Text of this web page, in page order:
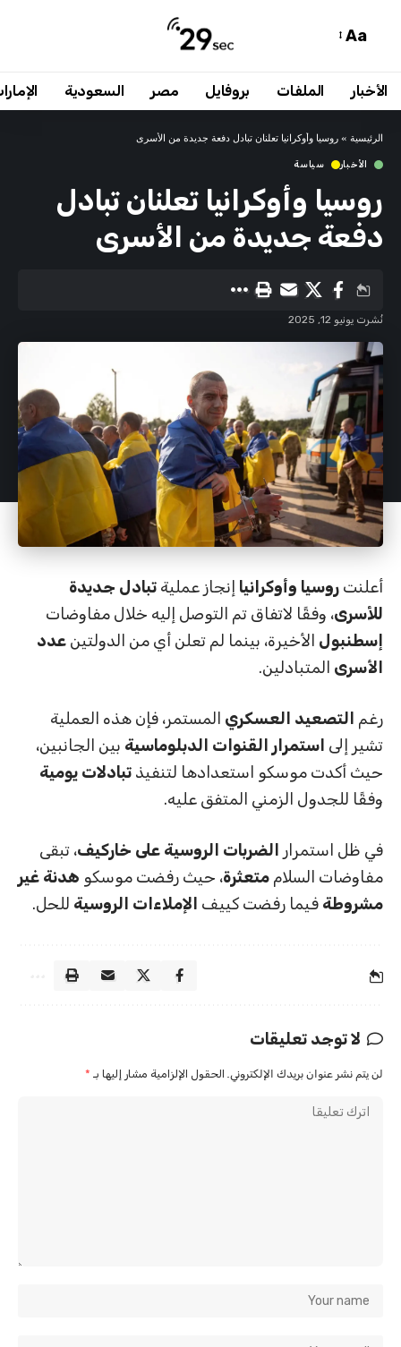
Aa
الأخبار الملفات بروفايل مصر السعودية
الرئيسية » روسيا وأوكرانيا تعلنان تبادل دفعة جديدة من الأسرى
الأخبار سياسة
روسيا وأوكرانيا تعلنان تبادل
دفعة جديدة من الأسرى
نُشرت يونيو 12, 2025
أعلنت روسيا وأوكرانيا إنجاز عملية تبادل جديدة
للأسرى، وفقًا لاتفاق تم التوصل إليه خلال مفاوضات
إسطنبول الأخيرة، بينما لم تعلن أي من الدولتين عدد
الأسرى المتبادلين.
رغم التصعيد العسكري المستمر، فإن هذه العملية
تشير إلى استمرار القنوات الدبلوماسية بين الجانبين،
حيث أكدت موسكو استعدادها لتنفيذ تبادلات يومية
وفقًا للجدول الزمني المتفق عليه.
في ظل استمرار الضربات الروسية على خاركيف، تبقى
مفاوضات السلام متعثرة، حيث رفضت موسكو هدنة غير
مشروطة فيما رفضت كييف الإملاءات الروسية للحل.
لا توجد تعليقات
لن يتم نشر عنوان بريدك الإلكتروني. الحقول الإلزامية مشار إليها بـ *